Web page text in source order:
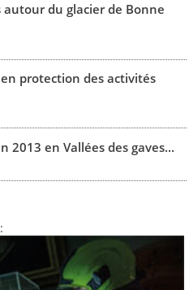
du glacier de Bonne
protection des activités
2013 en Vallées des gaves...
: